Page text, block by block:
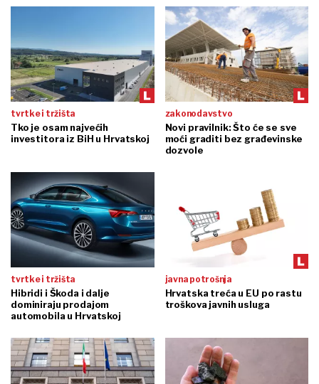
tvrtke i tržišta
Tko je osam najvećih
investitora iz BiH u Hrvatskoj
zakonodavstvo
Novi pravilnik: Što će se sve
moći graditi bez građevinske
dozvole
tvrtke i tržišta
Hibridi i Škoda i dalje
dominiraju prodajom
automobila u Hrvatskoj
javna potrošnja
Hrvatska treća u EU po rastu
troškova javnih usluga